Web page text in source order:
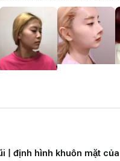
| định hình khuôn mặt